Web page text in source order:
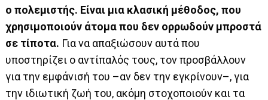
ο πολεμιστής. Είναι μια κλασική μέθοδος, που
χρησιμοποιούν άτομα που δεν ορρωδούν μπροστά
σε τίποτα. Για να απαξιώσουν αυτά που
υποστηρίζει ο αντίπαλός τους, τον προσβάλλουν
για την εμφάνισή του –αν δεν την εγκρίνουν–, για
την ιδιωτική ζωή του, ακόμη στοχοποιούν και τα